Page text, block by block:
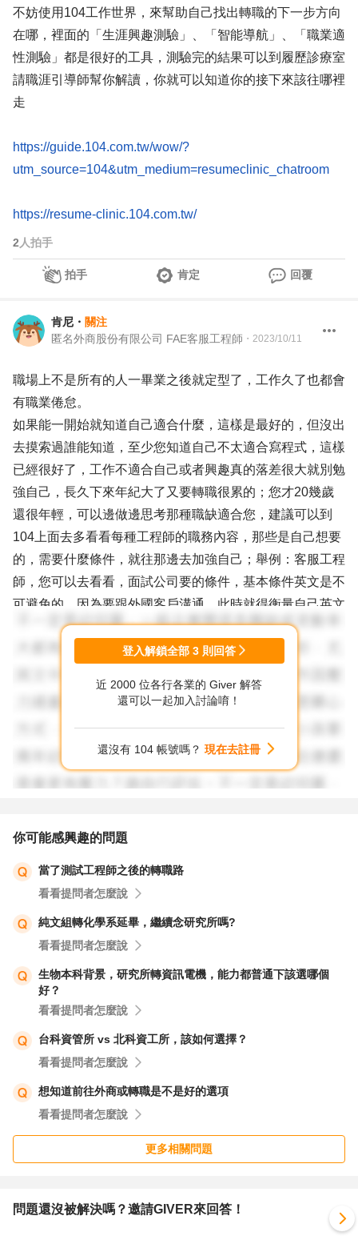
不妨使用104工作世界，來幫助自己找出轉職的下一步方向
在哪，裡面的「生涯興趣測驗」、「智能導航」、「職業適
性測驗」都是很好的工具，測驗完的結果可以到履歷診療室
請職涯引導師幫你解讀，你就可以知道你的接下來該往哪裡
走
https://guide.104.com.tw/wow/?
utm_source=104&utm_medium=resumeclinic_chatroom
https://resume-clinic.104.com.tw/
2 人拍手
拍手 肯定 回覆
肯尼 ・ 關注
匿名外商股份有限公司 FAE客服工程師 ・ 2023/10/11
職場上不是所有的人一畢業之後就定型了，工作久了也都會
有職業倦怠。
如果能一開始就知道自己適合什麼，這樣是最好的，但沒出
去摸索過誰能知道，至少您知道自己不太適合寫程式，這樣
已經很好了，工作不適合自己或者興趣真的落差很大就別勉
強自己，長久下來年紀大了又要轉職很累的；您才20幾歲
還很年輕，可以邊做邊思考那種職缺適合您，建議可以到
104上面去多看看每種工程師的職務內容，那些是自己想要
的，需要什麼條件，就往那邊去加強自己；舉例：客服工程
師，您可以去看看，面試公司要的條件，基本條件英文是不
可避免的，因為要跟外國客戶溝通，此時就得衡量自己英文
證照是否可以滿足之類的，不足就利用時間去加強，諸如此
只有您自己最清楚自己，所以可以多問多看其他單位同事的
職務內容或者條件，或著上面提到去人力網站去多看看，希
登入解鎖全部 3 則回答
近 2000 位各行各業的 Giver 解答
還可以一起加入討論唷！
還沒有 104 帳號嗎？ 現在去註冊
你可能感興趣的問題
當了測試工程師之後的轉職路
看看提問者怎麼說
純文組轉化學系延畢，繼續念研究所嗎?
看看提問者怎麼說
生物本科背景，研究所轉資訊電機，能力都普通下該選哪個
好？
看看提問者怎麼說
台科資管所 vs 北科資工所，該如何選擇？
看看提問者怎麼說
想知道前往外商或轉職是不是好的選項
看看提問者怎麼說
更多相關問題
問題還沒被解決嗎？邀請GIVER來回答！